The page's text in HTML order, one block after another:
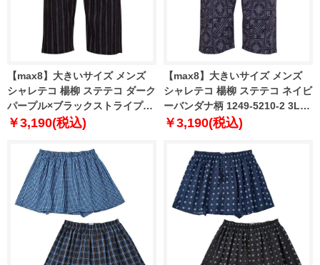
【max8】大きいサイズ メンズ
シャレテコ 楊柳 ステテコ ダーク
パープル×ブラックストライプ柄
1249-5210-1 3L 4L 5L 6L 7L 8L
￥3,190(税込)
【max8】大きいサイズ メンズ
シャレテコ 楊柳 ステテコ ネイビ
ーバンダナ柄 1249-5210-2 3L
4L 5L 6L 7L 8L
￥3,190(税込)